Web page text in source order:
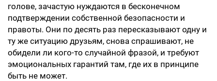
голове, зачастую нуждаются в бесконечном
подтверждении собственной безопасности и
правоты. Они по десять раз пересказывают одну и
ту же ситуацию друзьям, снова спрашивают, не
обидели ли кого-то случайной фразой, и требуют
эмоциональных гарантий там, где их в принципе
быть не может.